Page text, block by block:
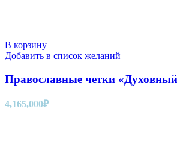
В корзину
Добавить в список желаний
Православные четки
4,165,000₽